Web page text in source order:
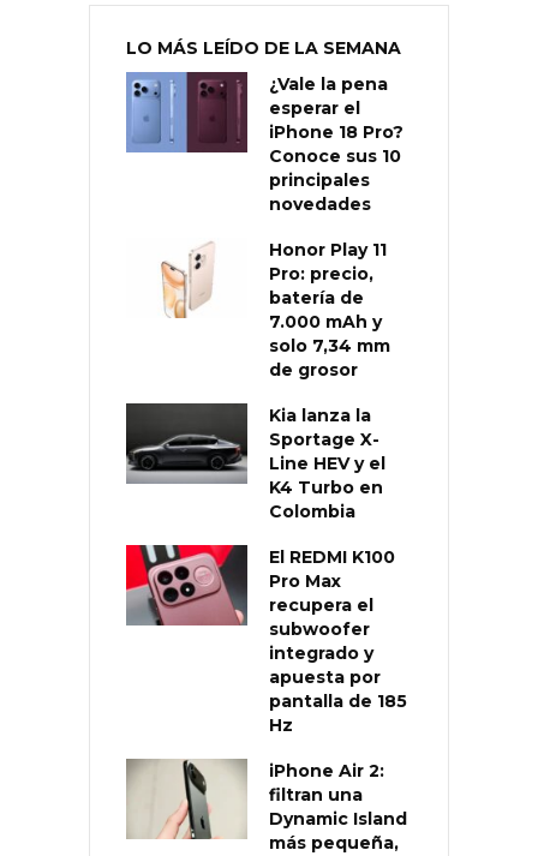
LO MÁS LEÍDO DE LA SEMANA
¿Vale la pena
esperar el
iPhone 18 Pro?
Conoce sus 10
principales
novedades
Honor Play 11
Pro: precio,
batería de
7.000 mAh y
solo 7,34 mm
de grosor
Kia lanza la
Sportage X-
Line HEV y el
K4 Turbo en
Colombia
El REDMI K100
Pro Max
recupera el
subwoofer
integrado y
apuesta por
pantalla de 185
Hz
iPhone Air 2:
filtran una
Dynamic Island
más pequeña,